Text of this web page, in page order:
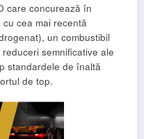
care concurează în
cea mai recentă
un combustibil
semnificative ale
standardele de înaltă
de top.